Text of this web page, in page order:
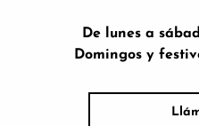
De lunes a
Domingos y